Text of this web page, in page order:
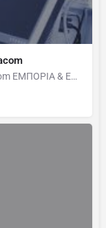
Ηλεκτρονικοί Υπολογιστές Πυλαία Hacom ΕΜΠΟΡΙΑ & ΕΠΙΣΚΕΥΗ Η/Υ ΣΥΣΤΗΜΑΤΑ ΑΣΦΑΛΕΙΑΣ ΤΗΛΕΦΩΝΙΚΑ ΚΕΝΤΡΑ